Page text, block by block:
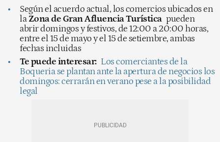
Según el acuerdo actual, los comercios ubicados en
laZona de Gran Afluencia Turística pueden
abrir domingos y festivos, de 12:00 a 20:00 horas,
entre el 15 de mayo y el 15 de setiembre, ambas
fechas incluidas
Te puede interesar: Los comerciantes de la
Boqueria se plantan ante la apertura de negocios los
domingos: cerrarán en verano pese a la posibilidad
legal